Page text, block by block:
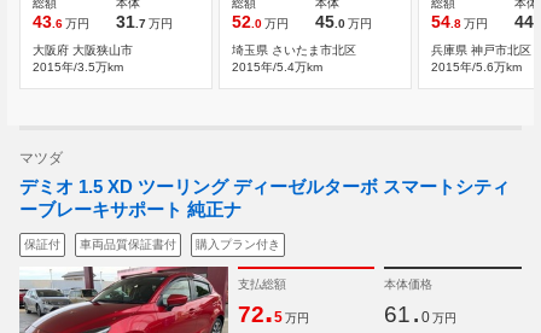
総額
43.6万円
本体
31.7万円
大阪府 大阪狭山市
2015年/3.5万km
総額
52.0万円
本体
45.0万円
埼玉県 さいたま市北区
2015年/5.4万km
総額
54.8万円
本体
44
兵庫県 神戸市北区
2015年/5.6万km
マツダ
デミオ 1.5 XD ツーリング ディーゼルターボ スマートシティ
ーブレーキサポート 純正ナ
保証付 車両品質保証書付 購入プラン付き
支払総額
72.5 万円
本体価格
61. 0 万円